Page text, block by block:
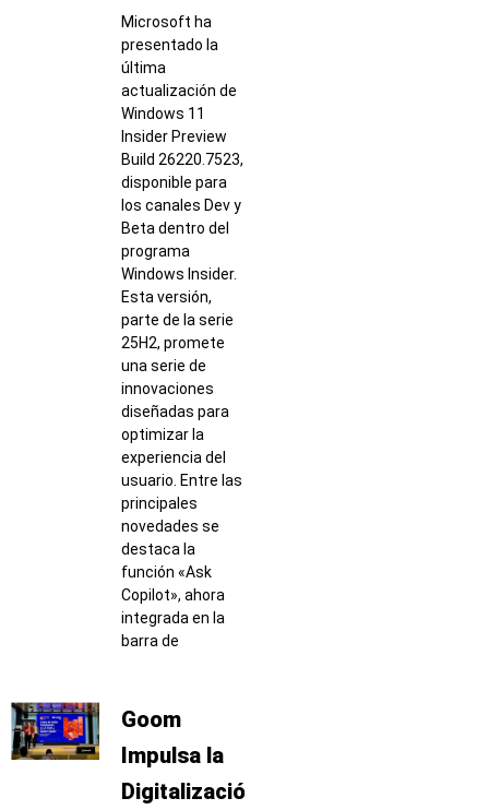
Microsoft ha
presentado la
última
actualización de
Windows 11
Insider Preview
Build 26220.7523,
disponible para
los canales Dev y
Beta dentro del
programa
Windows Insider.
Esta versión,
parte de la serie
25H2, promete
una serie de
innovaciones
diseñadas para
optimizar la
experiencia del
usuario. Entre las
principales
novedades se
destaca la
función «Ask
Copilot», ahora
integrada en la
barra de
Goom
Impulsa la
Digitalización